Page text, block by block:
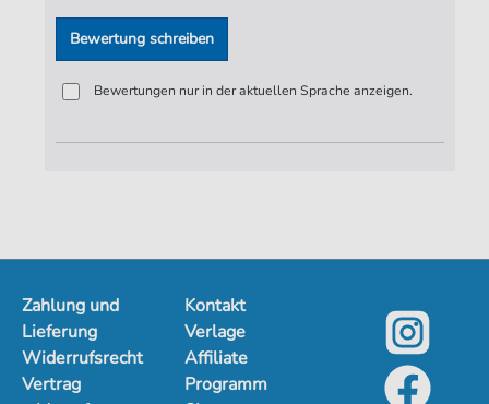
Bewertung schreiben
Bewertungen nur in der aktuellen Sprache anzeigen.
Zahlung und
Lieferung
Widerrufsrecht
Vertrag
Kontakt
Verlage
Affiliate
Programm